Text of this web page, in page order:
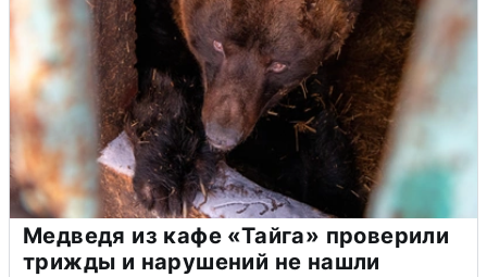
Медведя из кафе «Тайга» проверили
трижды и нарушений не нашли